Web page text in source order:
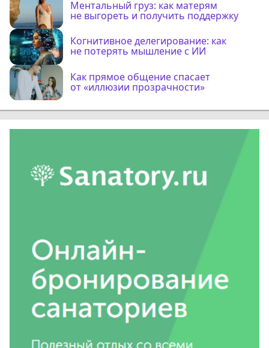
Ментальный груз: как матерям
не выгореть и получить поддержку
Когнитивное делегирование: как
не потерять мышление с ИИ
Как прямое общение спасает
от «иллюзии прозрачности»